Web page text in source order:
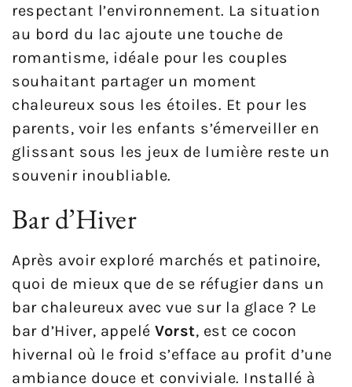
respectant l’environnement. La situation
au bord du lac ajoute une touche de
romantisme, idéale pour les couples
souhaitant partager un moment
chaleureux sous les étoiles. Et pour les
parents, voir les enfants s’émerveiller en
glissant sous les jeux de lumière reste un
souvenir inoubliable.
Bar d’Hiver
Après avoir exploré marchés et patinoire,
quoi de mieux que de se réfugier dans un
bar chaleureux avec vue sur la glace ? Le
bar d’Hiver, appelé Vorst, est ce cocon
hivernal où le froid s’efface au profit d’une
ambiance douce et conviviale. Installé à